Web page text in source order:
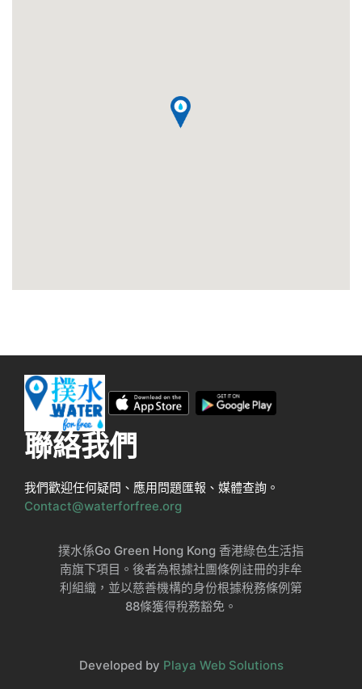
聯絡我們
我們歡迎任何疑問、應用問題匯報、媒體查詢。
Contact@waterforfree.org
撲水係Go Green Hong Kong 香港綠色生活指
南旗下項目。後者為根據社團條例註冊的非牟
利組織，並以慈善機構的身份根據稅務條例第
88條獲得稅務豁免。
Developed by Playa Web Solutions